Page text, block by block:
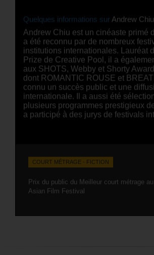
Quelques informations sur Andrew Chiu
Andrew Chiu est un cinéaste primé
a été reconnu par de nombreux
institutions internationales. Lauréat
Prize de Creative Pool, il a
aux SHOTS, Webby et Shorty
dont ROMANTIC ROUSE et
connu un succès public et une
internationale. Il a aussi été
plusieurs programmes prestigieux
a participé à des jurys de festivals
COURT MÉTRAGE - FICTION
Prix du public du Meilleur court métrage
Asian Film Festival